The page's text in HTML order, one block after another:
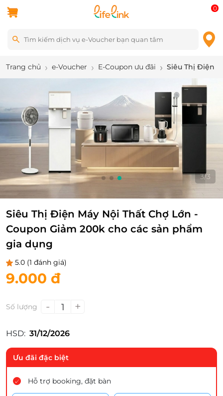
0
Trang chủ e-Voucher E-Coupon ưu đãi Siêu Thị Điện
3/3
Siêu Thị Điện Máy Nội Thất Chợ Lớn -
Coupon Giảm 200k cho các sản phẩm
gia dụng
5.0 (1 đánh giá)
9.000 đ
Số lượng - 1 +
HSD: 31/12/2026
Ưu đãi đặc biệt
Hỗ trợ booking, đặt bàn